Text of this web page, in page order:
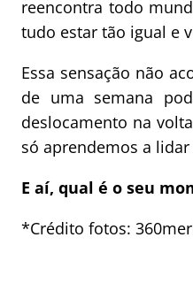
reencontra todo
tudo estar tão igual e
Essa sensação não
de uma semana
deslocamento na
só aprendemos a
E aí, qual é o seu
*Crédito fotos: